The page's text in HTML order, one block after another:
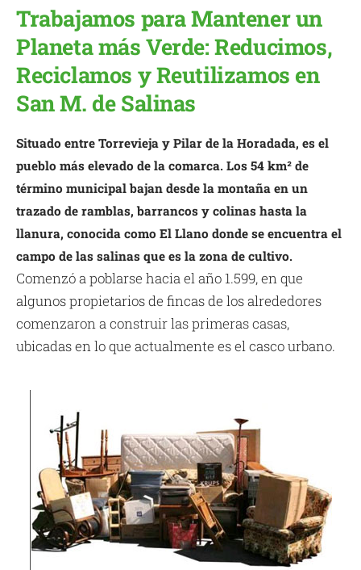
Trabajamos para Mantener un
Planeta más Verde: Reducimos,
Reciclamos y Reutilizamos en
San M. de Salinas
Situado entre Torrevieja y Pilar de la Horadada, es el
pueblo más elevado de la comarca. Los 54 km² de
término municipal bajan desde la montaña en un
trazado de ramblas, barrancos y colinas hasta la
llanura, conocida como El Llano donde se encuentra el
campo de las salinas que es la zona de cultivo.
Comenzó a poblarse hacia el año 1.599, en que
algunos propietarios de fincas de los alrededores
comenzaron a construir las primeras casas,
ubicadas en lo que actualmente es el casco urbano.